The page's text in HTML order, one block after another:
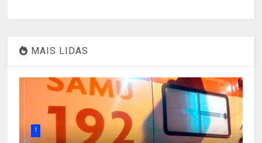
MAIS LIDAS
1